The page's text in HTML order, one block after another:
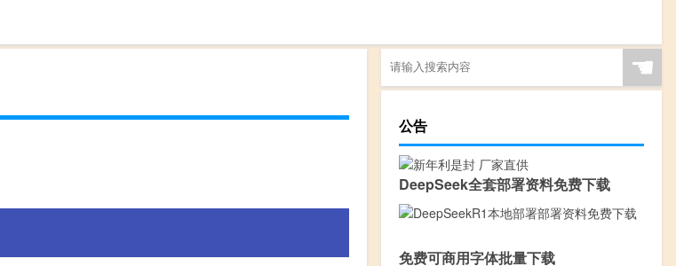
☚
公告
DeepSeek全套部署资料免费下载
免费可商用字体批量下载